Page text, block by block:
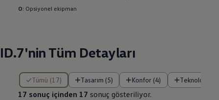
O: Opsiyonel ekipman
ID.7'nin Tüm Detayları
Tümü (17) Tasarım (5) Konfor (4) Teknoloji (4)
17 sonuç içinden 17 sonuç gösteriliyor.
17 sonuç içinden 17 sonuç gösteriliyor.